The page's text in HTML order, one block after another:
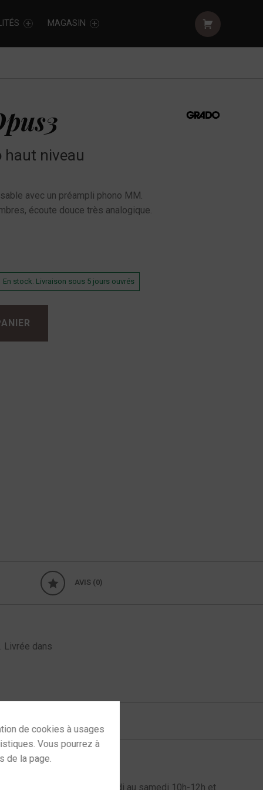
MAGASIN
haut niveau
avec un préampli phono MM.
écoute douce très analogique.
En stock. Livraison sous 5 jours ouvrés
AVIS (0)
Livrée dans
au 06 72 61 60 98 du mardi au samedi 10h-12h et